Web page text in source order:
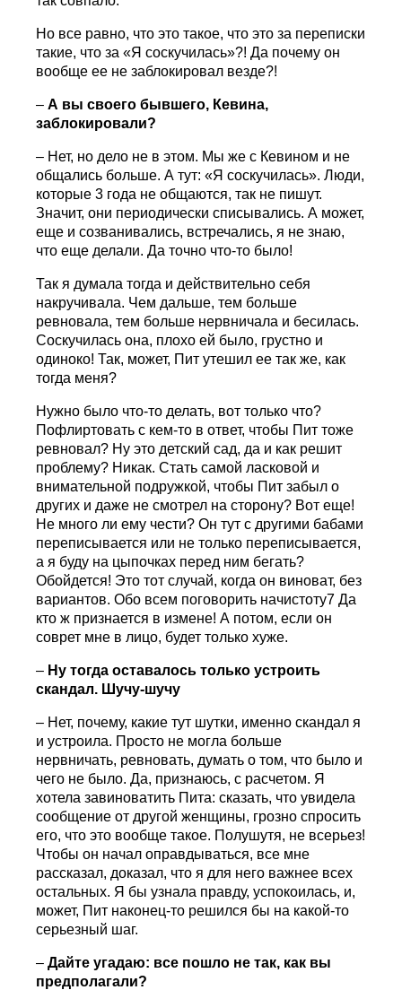
Но все равно, что это такое, что это за переписки
такие, что за «Я соскучилась»?! Да почему он
вообще ее не заблокировал везде?!
–А вы своего бывшего, Кевина,
заблокировали?
– Нет, но дело не в этом. Мы же с Кевином и не
общались больше. А тут: «Я соскучилась». Люди,
которые 3 года не общаются, так не пишут.
Значит, они периодически списывались. А может,
еще и созванивались, встречались, я не знаю,
что еще делали. Да точно что-то было!
Так я думала тогда и действительно себя
накручивала. Чем дальше, тем больше
ревновала, тем больше нервничала и бесилась.
Соскучилась она, плохо ей было, грустно и
одиноко! Так, может, Пит утешил ее так же, как
тогда меня?
Нужно было что-то делать, вот только что?
Пофлиртовать с кем-то в ответ, чтобы Пит тоже
ревновал? Ну это детский сад, да и как решит
проблему? Никак. Стать самой ласковой и
внимательной подружкой, чтобы Пит забыл о
других и даже не смотрел на сторону? Вот еще!
Не много ли ему чести? Он тут с другими бабами
переписывается или не только переписывается,
а я буду на цыпочках перед ним бегать?
Обойдется! Это тот случай, когда он виноват, без
вариантов. Обо всем поговорить начистоту7 Да
кто ж признается в измене! А потом, если он
соврет мне в лицо, будет только хуже.
– Ну тогда оставалось только устроить
скандал. Шучу-шучу
– Нет, почему, какие тут шутки, именно скандал я
и устроила. Просто не могла больше
нервничать, ревновать, думать о том, что было и
чего не было. Да, признаюсь, с расчетом. Я
хотела завиноватить Пита: сказать, что увидела
сообщение от другой женщины, грозно спросить
его, что это вообще такое. Полушутя, не всерьез!
Чтобы он начал оправдываться, все мне
рассказал, доказал, что я для него важнее всех
остальных. Я бы узнала правду, успокоилась, и,
может, Пит наконец-то решился бы на какой-то
серьезный шаг.
–Дайте угадаю: все пошло не так, как вы
предполагали?